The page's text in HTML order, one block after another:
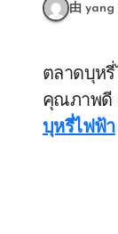
由 yang
ตลาดบุหรี่ไฟฟ้าในประเทศไทยเติบโตอย่างรวดเร็ว ทำให้หลายคนเริ่มมองหาอุปกรณ์ที่ใช้งานง่าย
คุณภาพดี
บุหรี่ไฟฟ้า